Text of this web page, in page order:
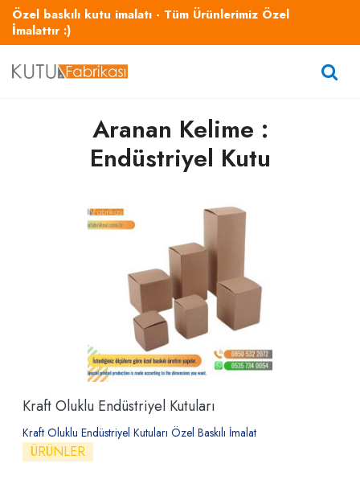
Özel baskılı kutu imalatı - Tüm Ürünlerimiz Özel
İmalattır :)
Aranan Kelime :
Endüstriyel Kutu
Kraft Oluklu Endüstriyel Kutuları
Kraft Oluklu Endüstriyel Kutuları Özel Baskılı İmalat
ÜRÜNLER